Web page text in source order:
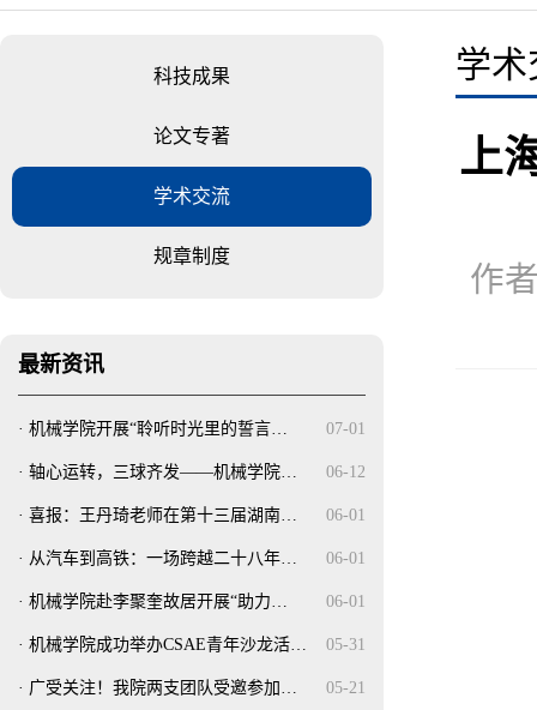
科技成果
论文专著
学术交流
规章制度
最新资讯
07-01
· 机械学院开展“聆听时光里的誓言…
06-12
· 轴心运转，三球齐发——机械学院…
06-01
· 喜报：王丹琦老师在第十三届湖南…
06-01
· 从汽车到高铁：一场跨越二十八年…
06-01
· 机械学院赴李聚奎故居开展“助力…
05-31
· 机械学院成功举办CSAE青年沙龙活…
05-21
· 广受关注！我院两支团队受邀参加…
学术
上
作